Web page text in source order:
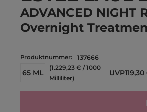
ADVANCED NIGHT
Overnight
Produktnummer: 137666
65 ML
(1.229,23 € / 1000
Milliliter)
UVP